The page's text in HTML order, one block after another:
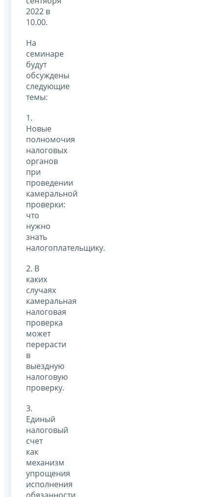
2022 в
10.00.
На
семинаре
будут
обсуждены
следующие
темы:
1.
Новые
полномочия
налоговых
органов
при
проведении
камеральной
проверки:
что
нужно
знать
налогоплательщику.
2. В
каких
случаях
камеральная
налоговая
проверка
может
перерасти
в
выездную
налоговую
проверку.
3.
Единый
налоговый
счет
как
механизм
упрощения
исполнения
обязанности